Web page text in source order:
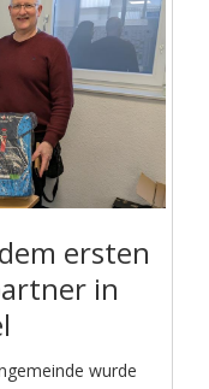
ersten
in
wurde